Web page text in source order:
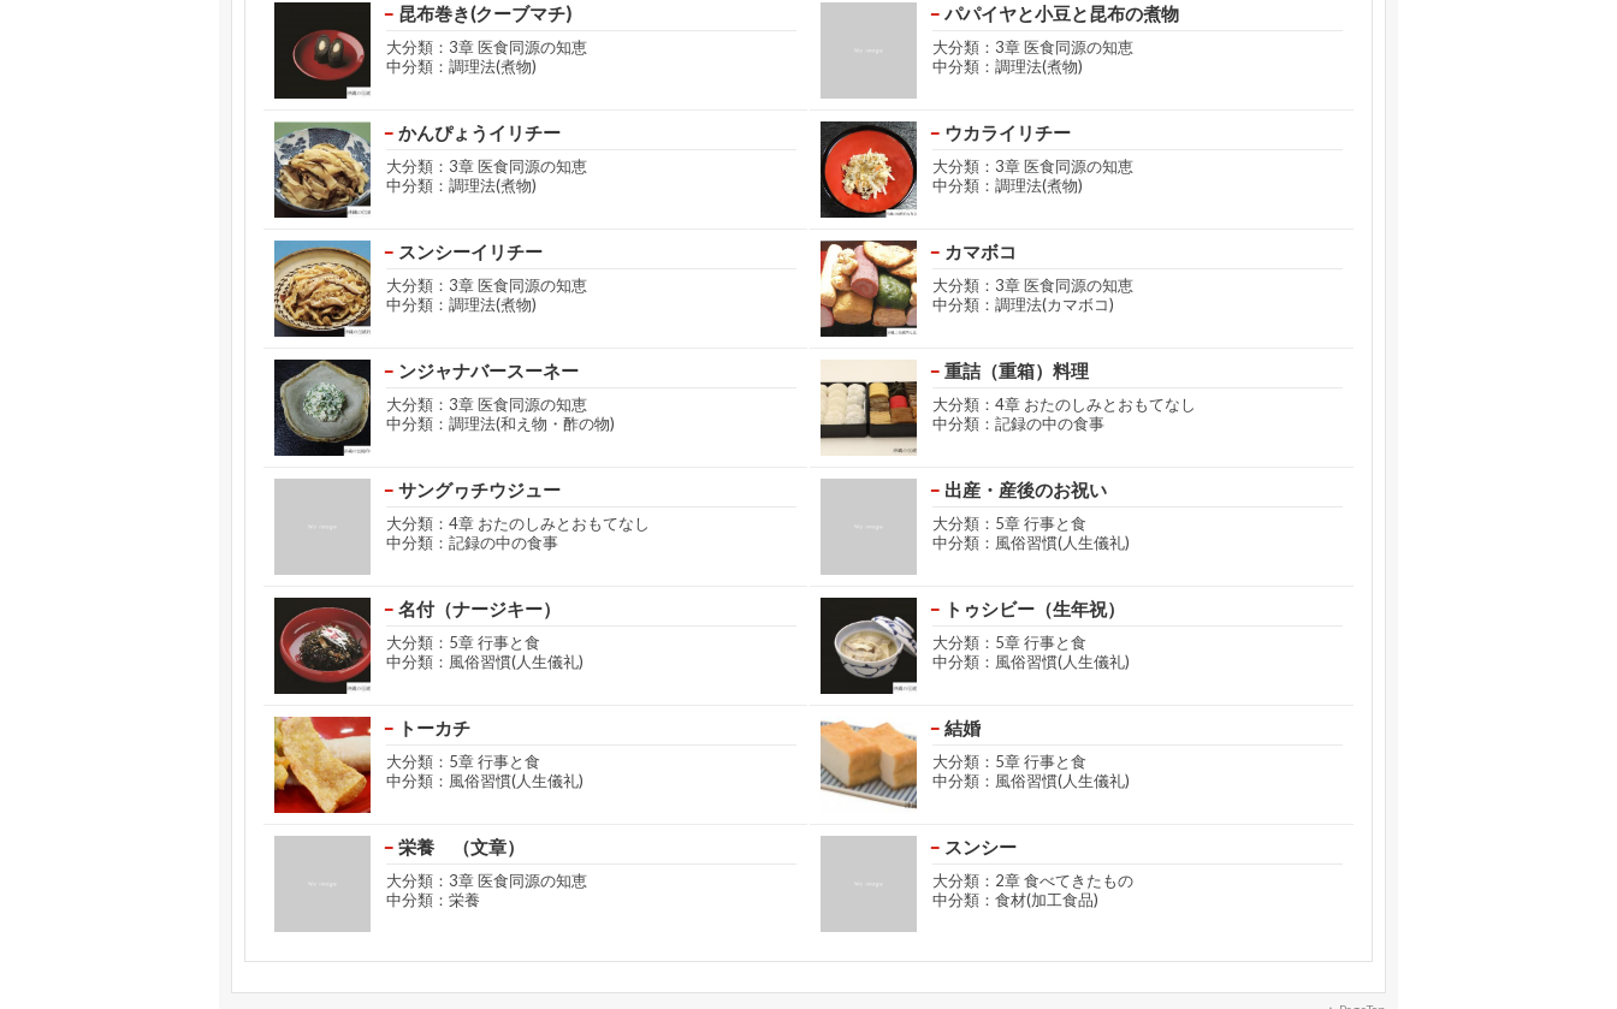
昆布巻き(クーブマチ)
大分類：3章 医食同源の知恵
中分類：調理法(煮物)
パパイヤと小豆と昆布の煮物
大分類：3章 医食同源の知恵
中分類：調理法(煮物)
かんぴょうイリチー
大分類：3章 医食同源の知恵
中分類：調理法(煮物)
ウカライリチー
大分類：3章 医食同源の知恵
中分類：調理法(煮物)
スンシーイリチー
大分類：3章 医食同源の知恵
中分類：調理法(煮物)
カマボコ
大分類：3章 医食同源の知恵
中分類：調理法(カマボコ)
ンジャナバースーネー
大分類：3章 医食同源の知恵
中分類：調理法(和え物・酢の物)
重詰（重箱）料理
大分類：4章 おたのしみとおもてなし
中分類：記録の中の食事
サングヮチウジュー
大分類：4章 おたのしみとおもてなし
中分類：記録の中の食事
出産・産後のお祝い
大分類：5章 行事と食
中分類：風俗習慣(人生儀礼)
名付（ナージキー）
大分類：5章 行事と食
中分類：風俗習慣(人生儀礼)
トゥシビー（生年祝）
大分類：5章 行事と食
中分類：風俗習慣(人生儀礼)
トーカチ
大分類：5章 行事と食
中分類：風俗習慣(人生儀礼)
結婚
大分類：5章 行事と食
中分類：風俗習慣(人生儀礼)
栄養 （文章）
大分類：3章 医食同源の知恵
中分類：栄養
スンシー
大分類：2章 食べてきたもの
中分類：食材(加工食品)